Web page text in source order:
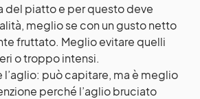
del piatto e per questo deve
meglio se con un gusto netto
fruttato. Meglio evitare quelli
o troppo intensi.
l’aglio: può capitare, ma è meglio
perché l’aglio bruciato